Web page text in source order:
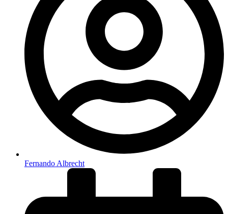
Fernando Albrecht